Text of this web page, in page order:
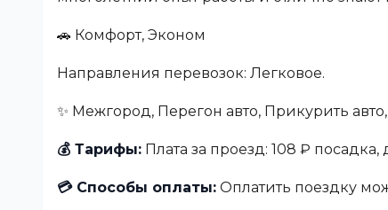
🚗 Комфорт, Эконом
Направления перевозок: Легковое.
✨ Межгород, Перегон авто, Прикурить
💰 Тарифы: Плата за проезд: 108 ₽ посадка,
💳 Способы оплаты: Оплатить поездку